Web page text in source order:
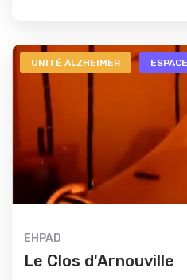
UNITÉ ALZHEIMER
EHPAD
Le Clos d'Arnouville